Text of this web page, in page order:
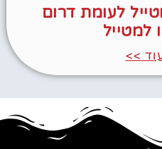
לעומת דרום
למטייל
>>